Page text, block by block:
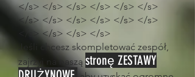
</s> </s> </s> </s> </s> </s>
</s> </s> </s> </s> </s> </s>
</s> </s> </s> </s>
Jeśli chcesz skompletować zespół,
zajrzyj na naszą stronę ZESTAWY